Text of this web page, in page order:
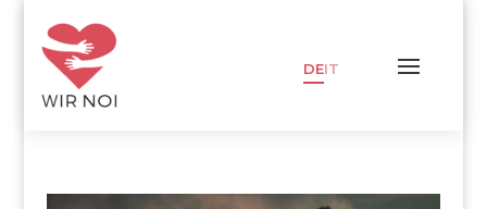
DEIT